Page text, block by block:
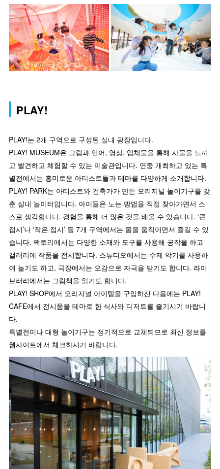
PLAY!
PLAY!는 2개 구역으로 구성된 실내 광장입니다.
PLAY! MUSEUM은 그림과 언어, 영상, 입체물을 통해 사물을 느끼
고 발견하고 체험할 수 있는 미술관입니다. 연중 개최하고 있는 특
별전에서는 흥미로운 아티스트들과 테마를 다양하게 소개합니다.
PLAY! PARK는 아티스트와 건축가가 만든 오리지널 놀이기구를 갖
춘 실내 놀이터입니다. 아이들은 노는 방법을 직접 찾아가면서 스
스로 생각합니다. 경험을 통해 더 많은 것을 배울 수 있습니다. ‘큰
접시’나 ‘작은 접시’ 등 7개 구역에서는 몸을 움직이면서 즐길 수 있
습니다. 팩토리에서는 다양한 소재와 도구를 사용해 공작을 하고
갤러리에 작품을 전시합니다. 스튜디오에서는 수제 악기를 사용하
여 놀기도 하고, 극장에서는 오감으로 자극을 받기도 합니다. 라이
브러리에서는 그림책을 읽기도 합니다.
PLAY! SHOP에서 오리지널 아이템을 구입하신 다음에는 PLAY!
CAFE에서 전시품을 테마로 한 식사와 디저트를 즐기시기 바랍니
다.
특별전이나 대형 놀이기구는 정기적으로 교체되므로 최신 정보를
웹사이트에서 체크하시기 바랍니다.